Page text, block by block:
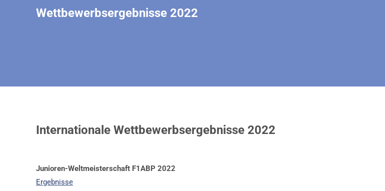
Wettbewerbsergebnisse 2022
Internationale Wettbewerbsergebnisse 2022
Junioren-Weltmeisterschaft F1ABP 2022
Ergebnisse